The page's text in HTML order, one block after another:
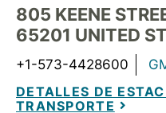
805 KEENE
65201 UNITED
+1-573-4428600
DETALLES DE
TRANSPORTE